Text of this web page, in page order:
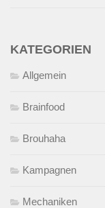
KATEGORIEN
Allgemein
Brainfood
Brouhaha
Kampagnen
Mechaniken